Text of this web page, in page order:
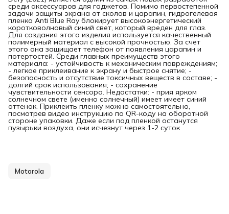
среди аксессуаров для гаджетов. Помимо первостепенной
задачи защиты экрана от сколов и царапин, гидрогелевая
пленка Anti Blue Ray блокирует высокоэнергетический
коротковолновый синий свет, который вреден для глаз.
Для создания этого изделия используется качественный
полимерный материал с высокой прочностью. За счет
этого она защищает телефон от появления царапин и
потертостей. Среди главных преимуществ этого
материала: - устойчивость к механическим повреждениям;
- легкое приклеивание к экрану и быстрое снятие; -
безопасность и отсутствие токсичных веществ в составе; -
долгий срок использования; - сохранение
чувствительности сенсора. Недостатки: - прия ярком
солнечном свете (именно солнечный) имеет имеет синий
оттенок. Приклеить пленку можно самостоятельно,
посмотрев видео инструкцию по QR-коду на оборотной
стороне упаковки. Даже если под пленкой останутся
пузырьки воздуха, они исчезнут через 1-2 суток
Motorola